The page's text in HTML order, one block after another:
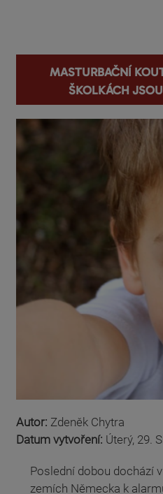
Masturbační
školkách
Autor: Zdeněk Chytra
Datum vytvoření: Úterý, 29.
Poslední dobou dochází
zemích Německa k